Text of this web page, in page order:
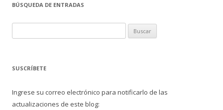
b
o
o
k
er p
ar
ti
BÚSQUEDA DE ENTRADAS
u
c
r
SUSCRÍBETE
Ingrese su correo electrónico para notificarlo de las
actualizaciones de este blog: